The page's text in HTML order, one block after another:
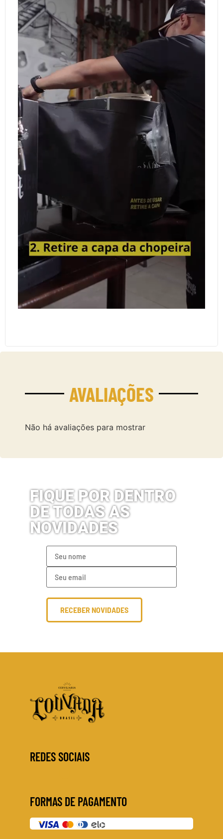
AVALIAÇÕES
Não há avaliações para mostrar
FIQUE POR DENTRO
DE TODAS AS
NOVIDADES
RECEBER NOVIDADES
REDES SOCIAIS
FORMAS DE PAGAMENTO